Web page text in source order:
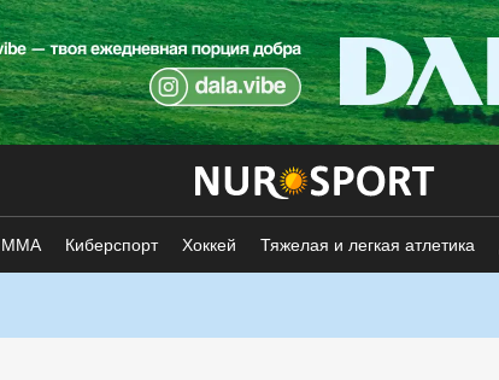
ММА Киберспорт Хоккей Тяжелая и легкая атлетика